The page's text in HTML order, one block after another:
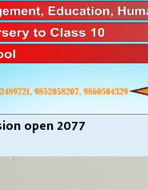
Admission Open – 2077
open 2077